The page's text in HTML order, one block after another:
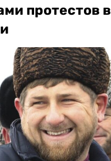
протестов в